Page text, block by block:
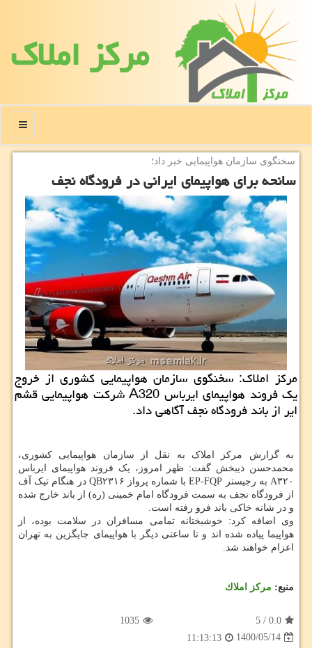
مركز املاك
منو
سخنگوی سازمان هواپیمایی خبر داد؛
سانحه برای هواپیمای ایرانی در فرودگاه نجف
مرکز املاک: سخنگوی سازمان هواپیمایی کشوری از خروج
یک فروند هواپیمای ایرباس A320 شرکت هواپیمایی قشم
ایر از باند فرودگاه نجف آگاهی داد.
به گزارش مرکز املاک به نقل از سازمان هواپیمایی کشوری،
محمدحسن ذیبخش گفت: ظهر امروز، یک فروند هواپیمای ایرباس
A۳۲۰ به رجیستر EP-FQP با شماره پرواز QB۲۳۱۶ در هنگام تیک آف
از فرودگاه نجف به سمت فرودگاه امام خمینی (ره) از باند خارج شده
و در شانه خاکی باند فرو رفته است.
وی اضافه کرد: خوشبختانه تمامی مسافران در سلامت بوده، از
هواپیما پیاده شده اند و تا ساعتی دیگر با هواپیمای جایگزین به تهران
اعزام خواهند شد.
منبع: مركز املاك
0.0
/
5
1035
1400/05/14
11:13:13